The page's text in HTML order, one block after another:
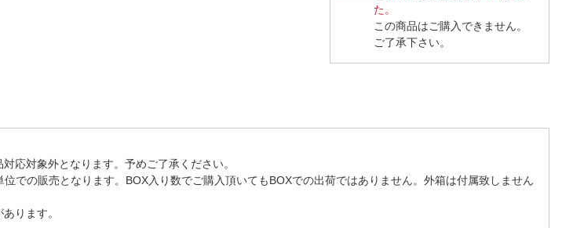
た。
この商品はご購入できません。
ご了承下さい。
応対象外となります。予めご了承ください。
の販売となります。BOX入り数でご購入頂いてもBOXでの出荷ではありません。外箱は付属致しません
ります。